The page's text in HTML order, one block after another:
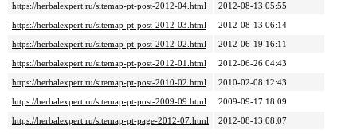
https://herbalexpert.ru/sitemap-pt-post-2012-04.html
2012-08-13 05:55
https://herbalexpert.ru/sitemap-pt-post-2012-03.html
2012-08-13 06:14
https://herbalexpert.ru/sitemap-pt-post-2012-02.html
2012-06-19 16:11
https://herbalexpert.ru/sitemap-pt-post-2012-01.html
2012-06-26 04:43
https://herbalexpert.ru/sitemap-pt-post-2010-02.html
2010-02-08 12:43
https://herbalexpert.ru/sitemap-pt-post-2009-09.html
2009-09-17 18:09
https://herbalexpert.ru/sitemap-pt-page-2012-07.html
2012-08-13 08:07